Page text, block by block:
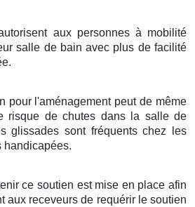
aux personnes à mobilité
salle de bain avec plus de facilité
pour l'aménagement peut de même
risque de chutes dans la salle de
glissades sont fréquents chez les
handicapées.
ce soutien est mise en place afin
aux receveurs de requérir le soutien